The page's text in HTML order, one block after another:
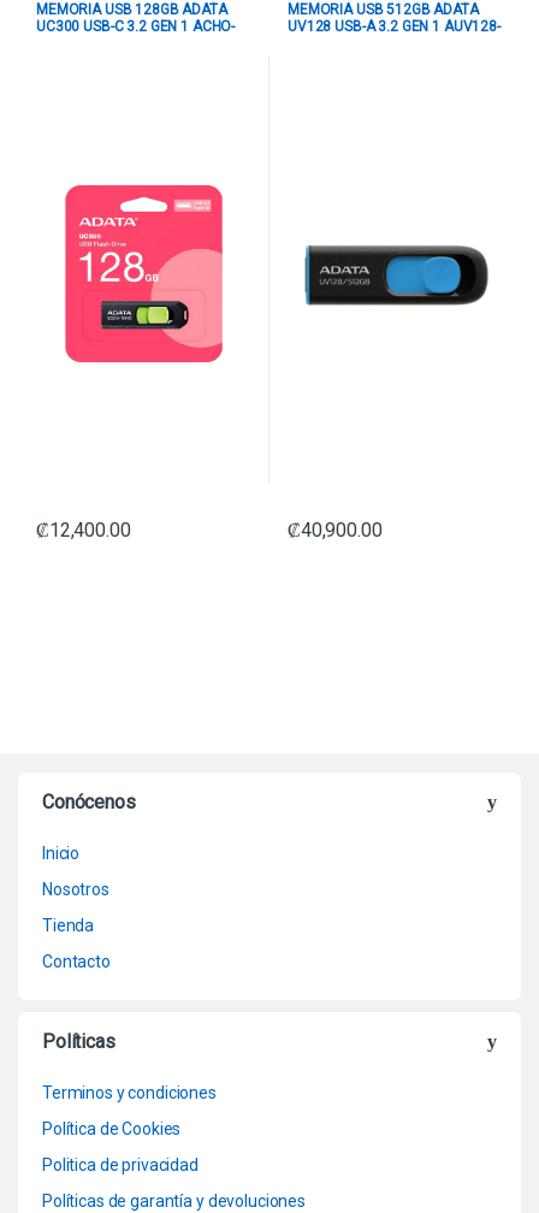
MEMORIA USB 128GB ADATA
UC300 USB-C 3.2 GEN 1 ACHO-
₡12,400.00
MEMORIA USB 512GB ADATA
UV128 USB-A 3.2 GEN 1 AUV128-
₡40,900.00
Conócenos
Inicio
Nosotros
Tienda
Contacto
Políticas
Terminos y condiciones
Política de Cookies
Politica de privacidad
Políticas de garantía y devoluciones